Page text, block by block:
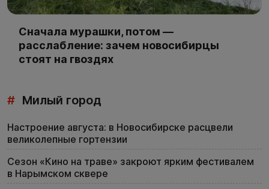
Сначала мурашки, потом —
расслабление: зачем новосибирцы
стоят на гвоздях
# Милый город
Настроение августа: в Новосибирске расцвели
великолепные гортензии
Сезон «Кино на траве» закроют ярким фестивалем
в Нарымском сквере